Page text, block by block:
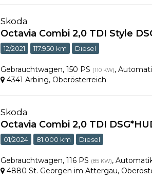
Skoda
Octavia Combi 2,0 TDI Style
12/2021 117.950 km Diesel
Gebrauchtwagen,150 PS (110 KW),
4341 Arbing, Oberösterreich
Skoda
Octavia Combi 2,0 TDI
01/2024 81.000 km Diesel
Gebrauchtwagen,116 PS (85 KW),
4880 St. Georgen im Attergau,